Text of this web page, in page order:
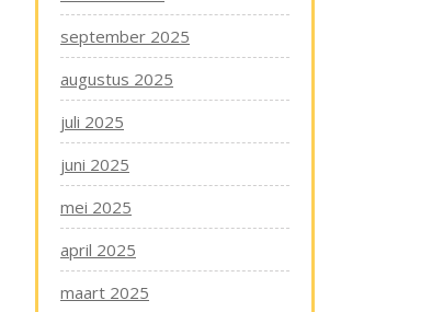
september 2025
augustus 2025
juli 2025
juni 2025
mei 2025
april 2025
maart 2025